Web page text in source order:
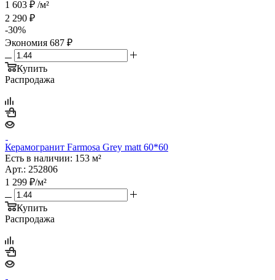
1 603 ₽ /м²
2 290 ₽
-30%
Экономия 687 ₽
Купить
Распродажа
Керамогранит Farmosa Grey matt 60*60
Есть в наличии: 153 м²
Арт.: 252806
1 299 ₽/м²
Купить
Распродажа